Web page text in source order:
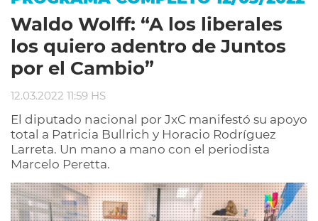
Waldo Wolff: “A los liberales
los quiero adentro de Juntos
por el Cambio”
12.03.2022 11:59 HS
El diputado nacional por JxC manifestó su apoyo
total a Patricia Bullrich y Horacio Rodríguez
Larreta. Un mano a mano con el periodista
Marcelo Peretta.